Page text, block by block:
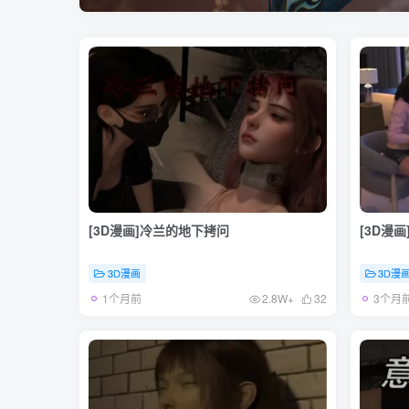
[3D漫画]冷兰的地下拷问
3D漫画
1个月前 2.8W+ 32
[3D漫
3D漫
3个月